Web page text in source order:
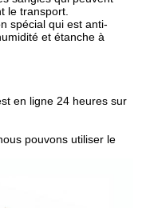
le transport.
spécial qui est anti-
et étanche à
en ligne 24 heures sur
pouvons utiliser le